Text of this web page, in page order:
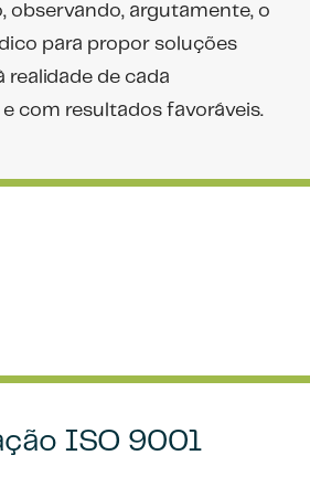
observando, argutamente, o
para propor soluções
realidade de cada
com resultados favoráveis.
ISO 9001